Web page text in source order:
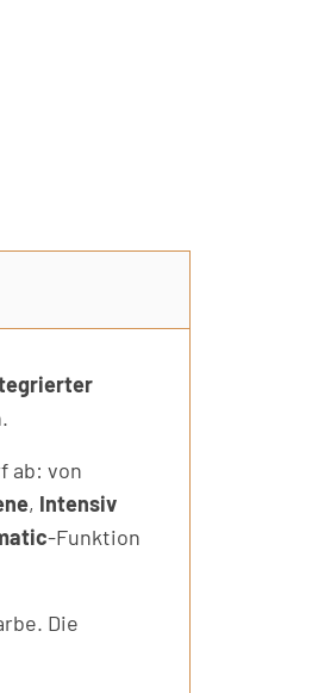
ab: von
, Intensiv
-Funktion
Die